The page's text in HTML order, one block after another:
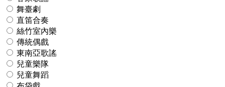
舞臺劇
直笛合奏
絲竹室內樂
傳統偶戲
東南亞歌謠
兒童樂隊
兒童舞蹈